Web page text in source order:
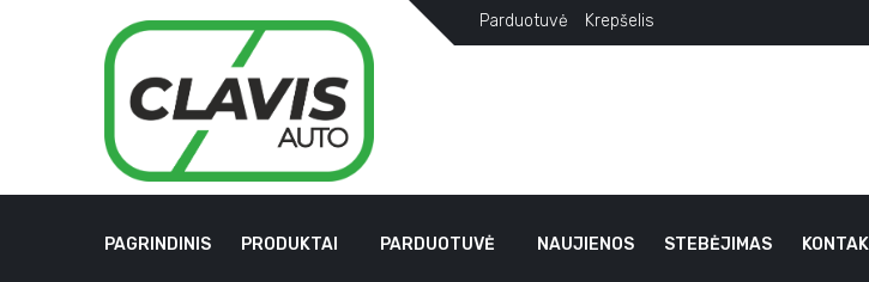
Parduotuvė Krepšelis
PAGRINDINIS PRODUKTAI PARDUOTUVĖ NAUJIENOS STEBĖJIMAS